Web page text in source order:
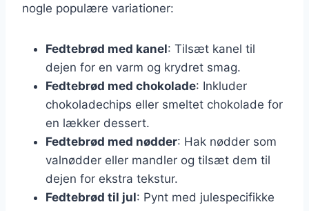
nogle populære variationer:
Fedtebrød med kanel: Tilsæt kanel til
dejen for en varm og krydret smag.
Fedtebrød med chokolade: Inkluder
chokoladechips eller smeltet chokolade for
en lækker dessert.
Fedtebrød med nødder: Hak nødder som
valnødder eller mandler og tilsæt dem til
dejen for ekstra tekstur.
Fedtebrød til jul: Pynt med julespecifikke